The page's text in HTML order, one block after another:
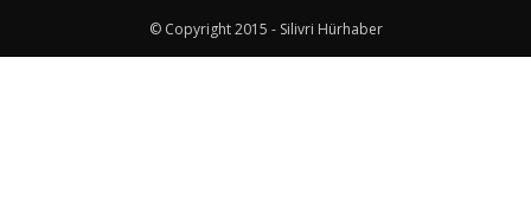
© Copyright 2015 - Silivri Hürhaber